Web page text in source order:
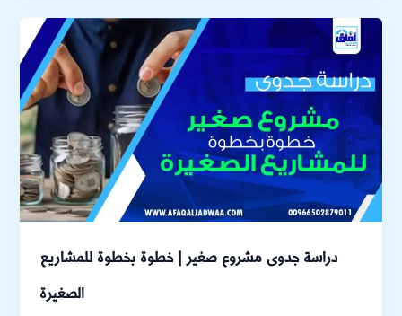
دراسة جدوى مشروع صغير | خطوة بخطوة للمشاريع
الصغيرة